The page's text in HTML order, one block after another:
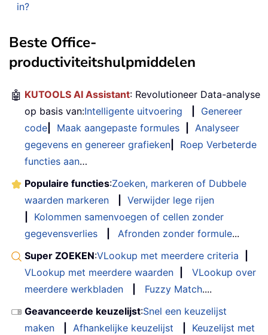
in?
Beste Office-
productiviteitshulpmiddelen
🤖 KUTOOLS AI Assistant: Revolutioneer Data-analyse
op basis van:Intelligente uitvoering
Genereer
code
Maak aangepaste formules
Analyseer
gegevens en genereer grafieken
Roep Verbeterde
functies aan…
Populaire functies:Zoeken, markeren of Dubbele
waarden markeren
Verwijder lege rijen
Kolommen samenvoegen of cellen zonder
gegevensverlies
Afronden zonder formule...
Super ZOEKEN:VLookup met meerdere criteria
VLookup met meerdere waarden
VLookup over
meerdere werkbladen
Fuzzy Match....
Geavanceerde keuzelijst:Snel een keuzelijst
maken
Afhankelijke keuzelijst
Keuzelijst met